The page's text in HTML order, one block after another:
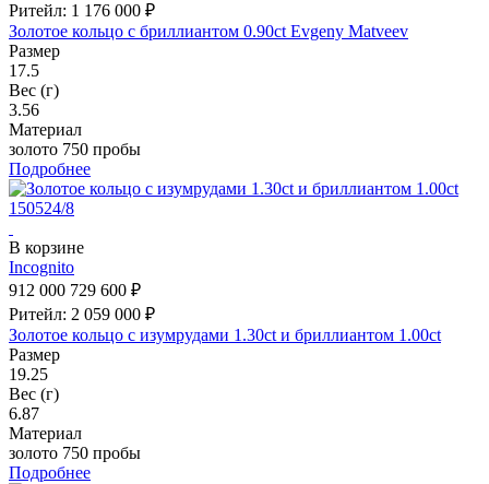
Ритейл: 1 176 000 ₽
Золотое кольцо с бриллиантом 0.90ct Evgeny Matveev
Размер
17.5
Вес (г)
3.56
Материал
золото 750 пробы
Подробнее
В корзине
Incognito
912 000 729 600 ₽
Ритейл: 2 059 000 ₽
Золотое кольцо с изумрудами 1.30ct и бриллиантом 1.00ct
Размер
19.25
Вес (г)
6.87
Материал
золото 750 пробы
Подробнее